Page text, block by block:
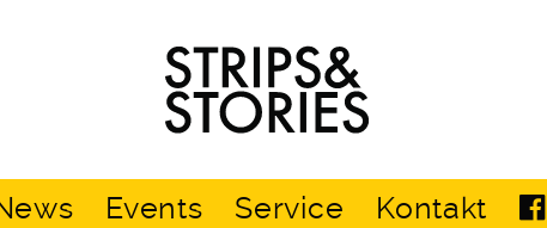
Strips
&
Stories
Events Service Kontakt